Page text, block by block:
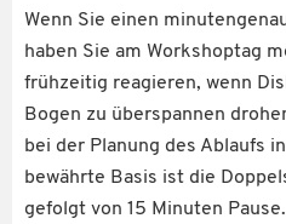
Wenn Sie einen
haben Sie am Workshoptag
frühzeitig reagieren, wenn
Bogen zu überspannen
bei der Planung des Ablaufs
bewährte Basis ist die
gefolgt von 15 Minuten